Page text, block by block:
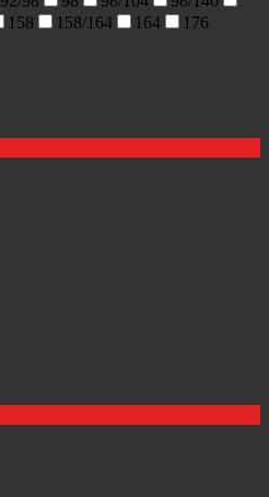
158 158/164 164
176